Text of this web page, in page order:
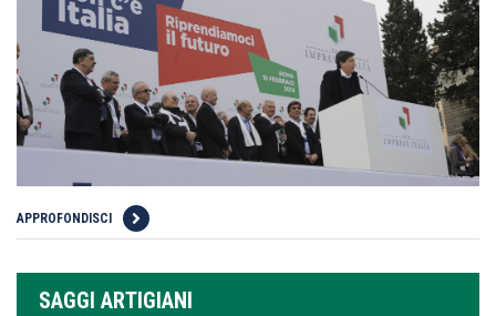
APPROFONDISCI
SAGGI ARTIGIANI